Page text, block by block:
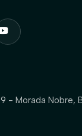
- Morada Nobre,